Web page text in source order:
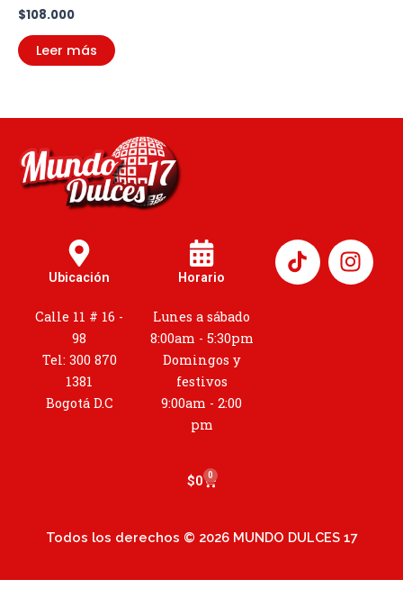
$108.000
Leer más
Ubicación
Calle 11 # 16 -
98
Tel: 300 870
1381
Bogotá D.C
Horario
Lunes a sábado
8:00am - 5:30pm
Domingos y
festivos
9:00am - 2:00
pm
I
n
s
$0 0
Cart
Todos los derechos © 2026 MUNDO DULCES 17